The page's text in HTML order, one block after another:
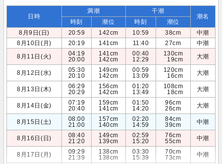
日時
満潮 干潮
潮名
時刻 潮位 時刻
潮位
8月9日(日)
20:59 142cm 10:59 38cm
中潮
8月10日(月)
20:19 141cm 11:40 27cm
中潮
8月11日(火)
04:19
20:00
141cm
142cm
00:40
12:29
130cm
19cm
大潮
8月12日(水)
05:30
20:10
149cm
142cm
00:59
13:09
120cm
16cm
大潮
8月13日(木)
06:29
20:29
156cm
142cm
01:20
13:49
108cm
18cm
大潮
8月14日(金)
07:19
20:40
159cm
141cm
01:50
14:20
96cm
26cm
大潮
8月15日(土)
08:00
21:00
157cm
140cm
02:20
14:59
84cm
39cm
中潮
8月16日(日)
08:40
21:20
149cm
139cm
02:59
15:20
76cm
55cm
中潮
8月17日(月)
09:29
21:39
138cm
138cm
03:30
15:39
70cm
73cm
中潮